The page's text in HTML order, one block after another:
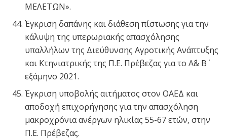
ΜΕΛΕΤΩΝ».
Έγκριση δαπάνης και διάθεση πίστωσης για την
κάλυψη της υπερωριακής απασχόλησης
υπαλλήλων της Διεύθυνσης Αγροτικής Ανάπτυξης
και Κτηνιατρικής της Π.Ε. Πρέβεζας για το Α΄& Β΄
εξάμηνο 2021.
Έγκριση υποβολής αιτήματος στον ΟΑΕΔ και
αποδοχή επιχορήγησης για την απασχόληση
μακροχρόνια ανέργων ηλικίας 55-67 ετών, στην
Π.Ε. Πρέβεζας.